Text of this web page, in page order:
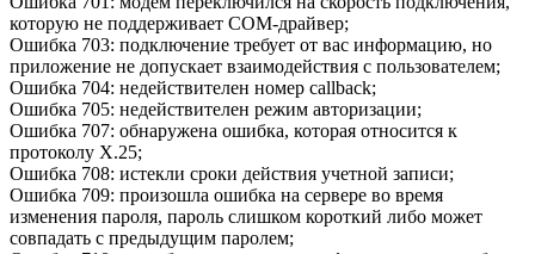
которую не поддерживает COM-драйвер;
Ошибка 703: подключение требует от вас информацию, но
приложение не допускает взаимодействия с пользователем;
Ошибка 704: недействителен номер callback;
Ошибка 705: недействителен режим авторизации;
Ошибка 707: обнаружена ошибка, которая относится к
протоколу X.25;
Ошибка 708: истекли сроки действия учетной записи;
Ошибка 709: произошла ошибка на сервере во время
изменения пароля, пароль слишком короткий либо может
совпадать с предыдущим паролем;